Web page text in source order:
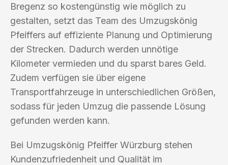
Bregenz so kostengünstig wie möglich zu
gestalten, setzt das Team des Umzugskönig
Pfeiffers auf effiziente Planung und Optimierung
der Strecken. Dadurch werden unnötige
Kilometer vermieden und du sparst bares Geld.
Zudem verfügen sie über eigene
Transportfahrzeuge in unterschiedlichen Größen,
sodass für jeden Umzug die passende Lösung
gefunden werden kann.
Bei Umzugskönig Pfeiffer Würzburg stehen
Kundenzufriedenheit und Qualität im